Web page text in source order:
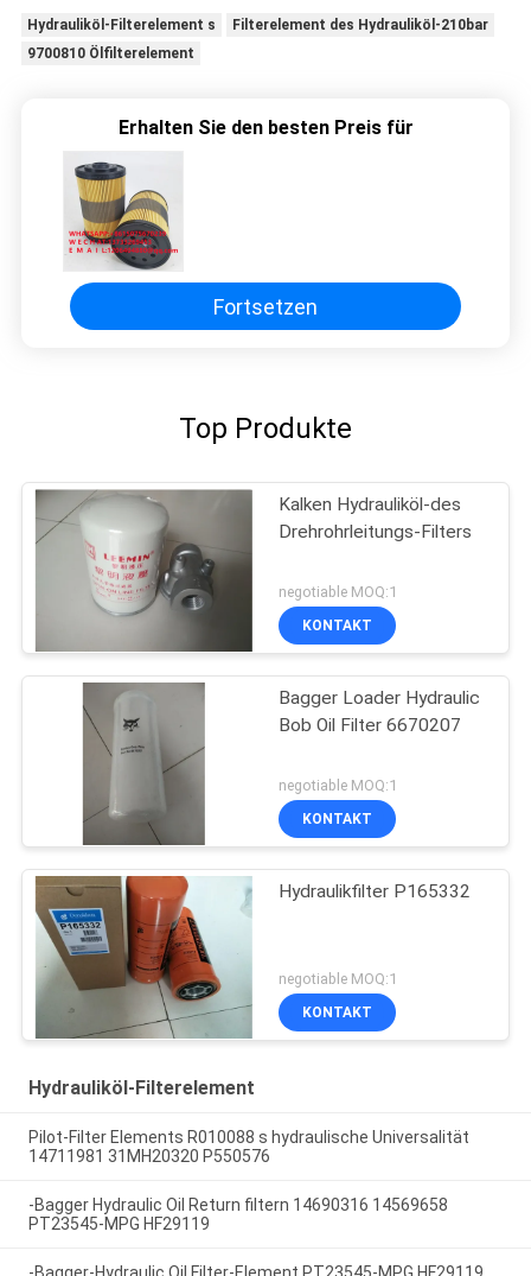
Hydrauliköl-Filterelement s
Filterelement des Hydrauliköl-210bar
9700810 Ölfilterelement
Erhalten Sie den besten Preis für
Fortsetzen
Top Produkte
Kalken Hydrauliköl-des
Drehrohrleitungs-Filters
negotiable MOQ:1
KONTAKT
Bagger Loader Hydraulic
Bob Oil Filter 6670207
negotiable MOQ:1
KONTAKT
Hydraulikfilter P165332
negotiable MOQ:1
KONTAKT
Hydrauliköl-Filterelement
Pilot-Filter Elements R010088 s hydraulische Universalität
14711981 31MH20320 P550576
-Bagger Hydraulic Oil Return filtern 14690316 14569658
PT23545-MPG HF29119